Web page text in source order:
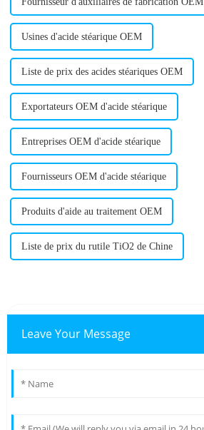
Usines d'acide stéarique OEM
Liste de prix des acides stéariques OEM
Exportateurs OEM d'acide stéarique
Entreprises OEM d'acide stéarique
Fournisseurs OEM d'acide stéarique
Produits d'aide au traitement OEM
Liste de prix du rutile TiO2 de Chine
Leave Your Message